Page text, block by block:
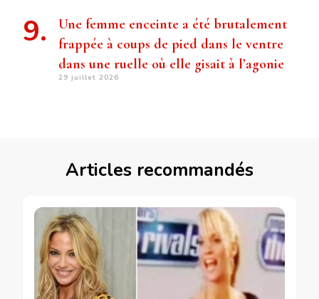
Une femme enceinte a été brutalement
frappée à coups de pied dans le ventre
dans une ruelle où elle gisait à l’agonie
29 juillet 2026
Articles recommandés